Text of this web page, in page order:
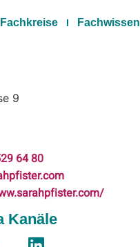
Fachkreise Fachwissen
9
64 80
Kanäle